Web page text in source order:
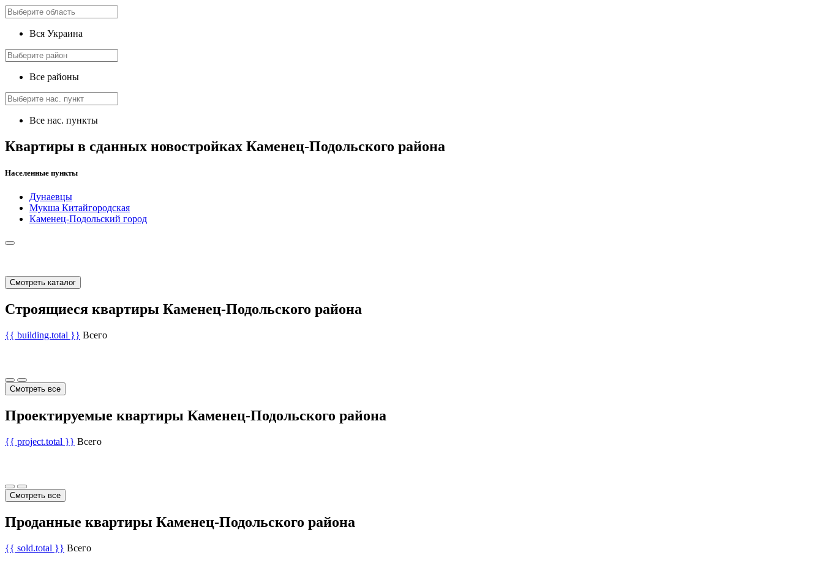
Вся Украина
Все районы
Все нас. пункты
Квартиры в сданных новостройках Каменец-Подольского района
Населенные пункты
Дунаевцы
Мукша Китайгородская
Каменец-Подольский город
Смотреть каталог
Строящиеся квартиры Каменец-Подольского района
{{ building.total }} Всего
Смотреть все
Проектируемые квартиры Каменец-Подольского района
{{ project.total }} Всего
Смотреть все
Проданные квартиры Каменец-Подольского района
{{ sold.total }} Всего